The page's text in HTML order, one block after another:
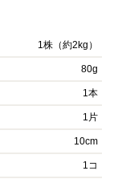
1株（約2kg）
80g
1本
1片
10cm
1コ